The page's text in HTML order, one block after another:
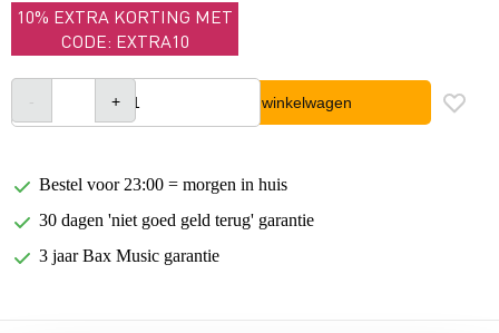
10% EXTRA KORTING MET
CODE: EXTRA10
In winkelwagen
Bestel voor 23:00 = morgen in huis
30 dagen 'niet goed geld terug' garantie
3 jaar Bax Music garantie